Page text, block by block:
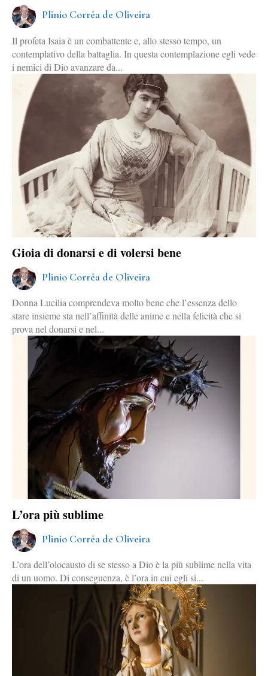
Plinio Corrêa de Oliveira
Il profeta Isaia è un combattente e, allo stesso tempo, un
contemplativo della battaglia. In questa contemplazione egli vede
i nemici di Dio avanzare da...
Gioia di donarsi e di volersi bene
Plinio Corrêa de Oliveira
Donna Lucilia comprendeva molto bene che l’essenza dello
stare insieme sta nell’affinità delle anime e nella felicità che si
prova nel donarsi e nel...
L’ora più sublime
Plinio Corrêa de Oliveira
L’ora dell’olocausto di se stesso a Dio è la più sublime nella vita
di un uomo. Di conseguenza, è l’ora in cui egli si...